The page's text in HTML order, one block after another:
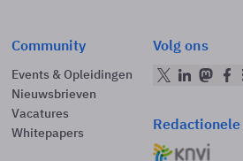
Community
Events & Opleidingen
Nieuwsbrieven
Vacatures
Whitepapers
Volg ons